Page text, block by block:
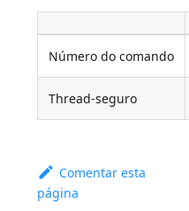
Número do comando
Thread-seguro
Comentar esta
página